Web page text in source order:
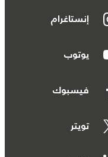
إنستاغرام
يوتوب
فيسبوك
تويتر